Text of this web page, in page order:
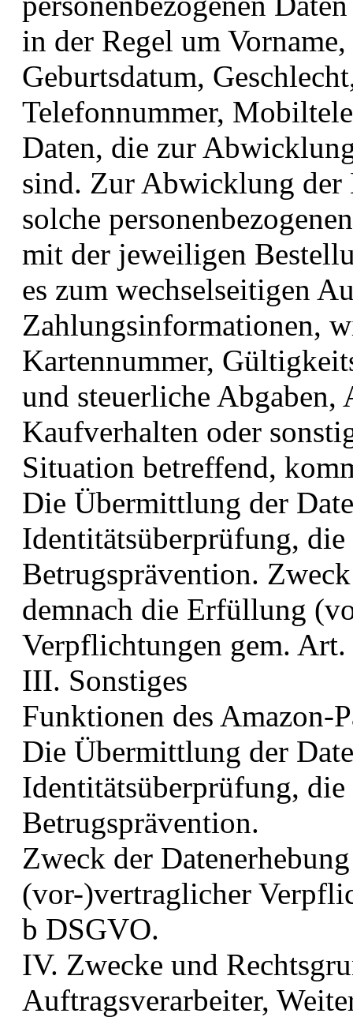
in der Regel um
Geburtsdatum,
Telefonnummer,
Daten, die zur
sind. Zur Abwicklung der
solche
mit der jeweiligen
es zum wechselseitigen
Zahlungsinformationen,
Kartennummer,
und steuerliche Abgaben,
Kaufverhalten oder
Situation betreffend,
Die Übermittlung der
Identitätsüberprüfung,
Betrugsprävention.
demnach die Erfüllung
Verpflichtungen gem.
III. Sonstiges
Funktionen des Amazon-
Die Übermittlung der
Identitätsüberprüfung,
Betrugsprävention.
Zweck der
(vor-)vertraglicher
b DSGVO.
IV. Zwecke und
Auftragsverarbeiter,